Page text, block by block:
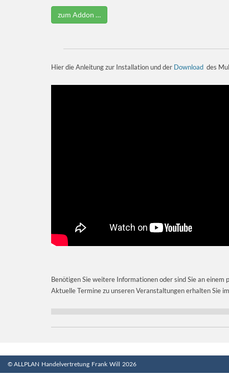
zum Addon …
Hier die Anleitung zur Installation und der Download des
Benötigen Sie weitere Informationen oder sind Sie an
Aktuelle Termine zu unseren Veranstaltungen erhalten Sie
© ALLPLAN Handelvertretung Frank Will 2026